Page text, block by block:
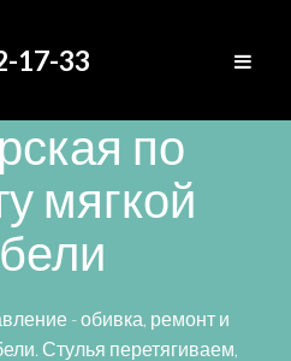
17-33
по
мягкой
- обивка, ремонт и
Стулья перетягиваем,